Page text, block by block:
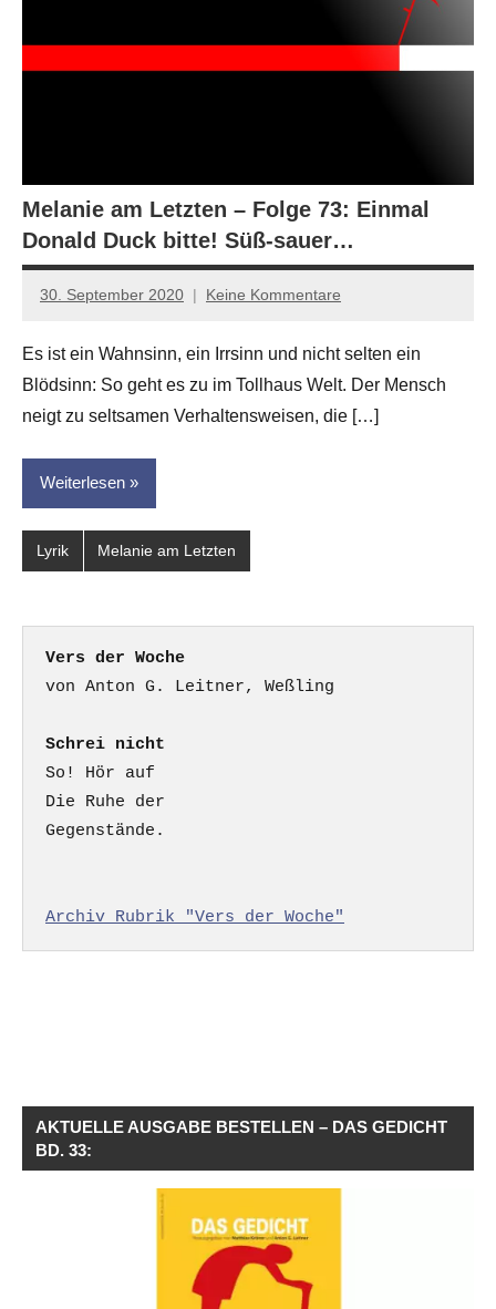
Melanie am Letzten – Folge 73: Einmal
Donald Duck bitte! Süß-sauer…
30. September 2020
Anton
Leitner
Keine Kommentare
Es ist ein Wahnsinn, ein Irrsinn und nicht selten ein
Blödsinn: So geht es zu im Tollhaus Welt. Der Mensch
neigt zu seltsamen Verhaltensweisen, die […]
Weiterlesen
Lyrik Melanie am Letzten
Vers der Woche
Schrei nicht
So! Hör auf
Die Ruhe der
Gegenstände.
Archiv Rubrik "Vers der Woche"
AKTUELLE AUSGABE BESTELLEN – DAS GEDICHT
BD. 33: